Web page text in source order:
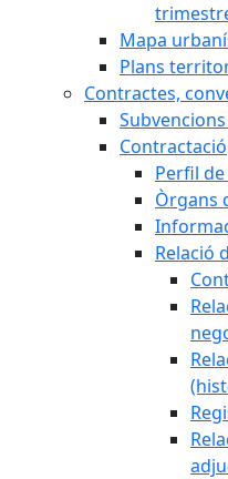
Mapa
Plans
Contractes,
Contractació
Perfil
Òrgans
Relació